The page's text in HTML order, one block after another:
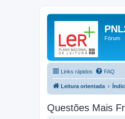
Fórum
Links rápidos FAQ
Leitura orientada
Questões Mais